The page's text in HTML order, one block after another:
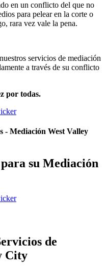
en un conflicto del que no
para pelear en la corte o
rara vez vale la pena.
servicios de mediación
a través de su conflicto
por todas.
- Mediación West Valley
su Mediación
de
City